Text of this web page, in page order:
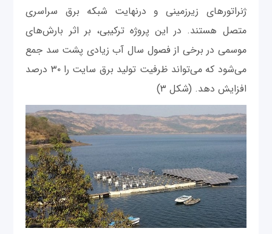
ژنراتورهای زیرزمینی و درنهایت شبکه برق سراسری
متصل هستند. در این پروژه ترکیبی، بر اثر بارش‌های
موسمی در برخی از فصول سال آب زیادی پشت سد جمع
می‌شود که می‌تواند ظرفیت تولید برق سایت را ۳۰ درصد
افزایش دهد. (شکل ۳)